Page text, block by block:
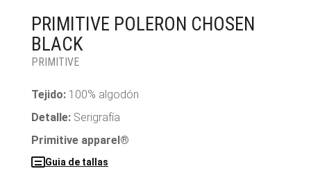
PRIMITIVE POLERON CHOSEN
BLACK
PRIMITIVE
Tejido: 100% algodón
Detalle: Serigrafía
Primitive apparel®
Guia de tallas